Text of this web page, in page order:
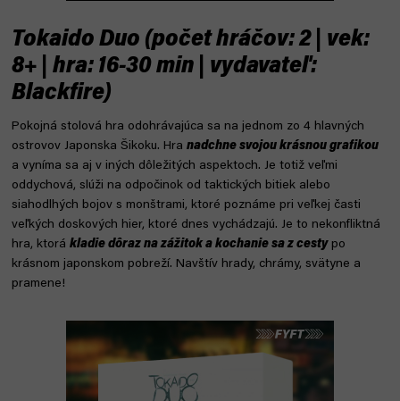
Tokaido Duo (počet hráčov: 2 | vek:
8+ | hra: 16-30 min | vydavateľ:
Blackfire)
Pokojná stolová hra odohrávajúca sa na jednom zo 4 hlavných
ostrovov Japonska Šikoku. Hra nadchne svojou krásnou grafikou
a vyníma sa aj v iných dôležitých aspektoch. Je totiž veľmi
oddychová, slúži na odpočinok od taktických bitiek alebo
siahodlhých bojov s monštrami, ktoré poznáme pri veľkej časti
veľkých doskových hier, ktoré dnes vychádzajú. Je to nekonfliktná
hra, ktorá kladie dôraz na zážitok a kochanie sa z cestypo
krásnom japonskom pobreží. Navštív hrady, chrámy, svätyne a
pramene!